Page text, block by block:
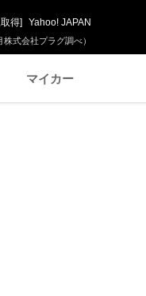
式会社プラグ調べ）
得] Yahoo! JAPAN
マイカー